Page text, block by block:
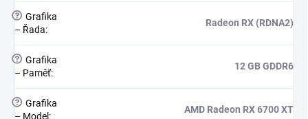
? Grafika
– Řada:
Radeon RX (RDNA2)
? Grafika
– Paměť:
12 GB GDDR6
? Grafika
– Model :
AMD Radeon RX 6700 XT